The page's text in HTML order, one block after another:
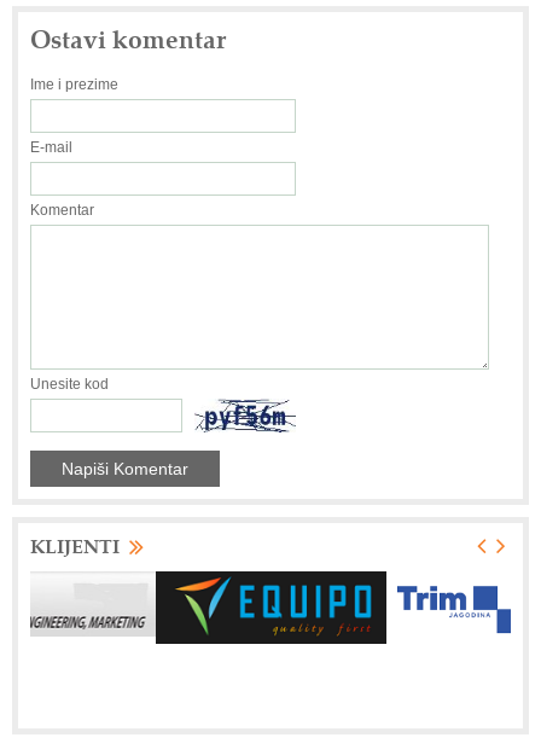
Ostavi komentar
Ime i prezime
E-mail
Komentar
Unesite kod
KLIJENTI